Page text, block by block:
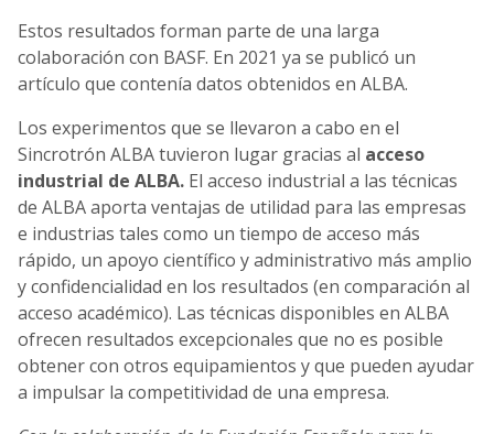
Estos resultados forman parte de una larga
colaboración con BASF. En 2021 ya se publicó un
artículo que contenía datos obtenidos en ALBA.
Los experimentos que se llevaron a cabo en el
Sincrotrón ALBA tuvieron lugar gracias al acceso
industrial de ALBA. El acceso industrial a las técnicas
de ALBA aporta ventajas de utilidad para las empresas
e industrias tales como un tiempo de acceso más
rápido, un apoyo científico y administrativo más amplio
y confidencialidad en los resultados (en comparación al
acceso académico). Las técnicas disponibles en ALBA
ofrecen resultados excepcionales que no es posible
obtener con otros equipamientos y que pueden ayudar
a impulsar la competitividad de una empresa.